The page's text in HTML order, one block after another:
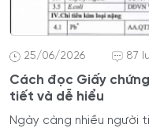
25/06/2026 87
Cách đọc Giấy
tiết và dễ hiểu
Ngày càng nhiều người